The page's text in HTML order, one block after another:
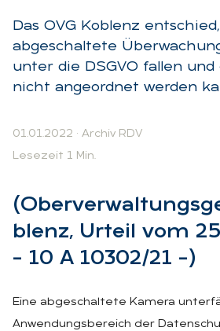
Das OVG Koblenz
abgeschaltete
unter die DSGVO fallen
nicht angeordnet werden
01.01.2022 · Archiv RDV
Lesezeit 1 Min.
blenz, Ur­teil vom
– 10 A 10302/21 –)
Eine abgeschaltete Kamera
Anwendungsbereich der